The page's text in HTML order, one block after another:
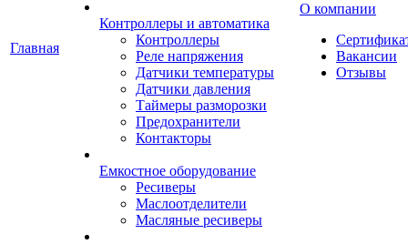
Главная
Контроллеры и автоматика
Контроллеры
Реле напряжения
Датчики температуры
Датчики давления
Таймеры разморозки
Предохранители
Контакторы
Емкостное оборудование
Ресиверы
Маслоотделители
Масляные ресиверы
О компании
Вакансии
Отзывы